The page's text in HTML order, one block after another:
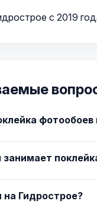
с 2019
фотообоев
Гидрострое?